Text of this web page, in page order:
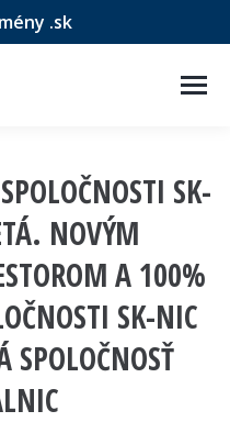
.sk
SK-
NOVÝM
A 100%
SK-NIC
SPOLOČNOSŤ